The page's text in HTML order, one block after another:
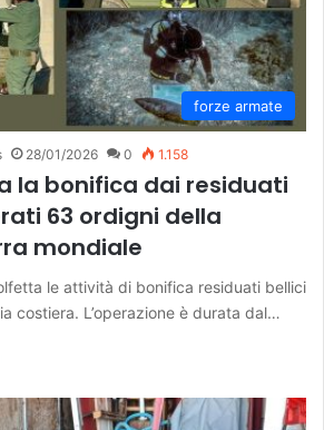
forze armate
28/01/2026 0 1.158
la bonifica dai residuati
63 ordigni della
mondiale
le attività di bonifica residuati bellici
costiera. L’operazione è durata dal…